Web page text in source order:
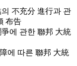
不充分 進行과 관
布告
에 관한 聯邦 大統
에 따른 聯邦 大統